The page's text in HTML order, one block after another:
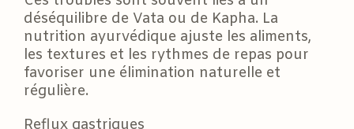
déséquilibre de Vata ou de Kapha. La
nutrition ayurvédique ajuste les aliments,
les textures et les rythmes de repas pour
favoriser une élimination naturelle et
régulière.
Reflux gastriques